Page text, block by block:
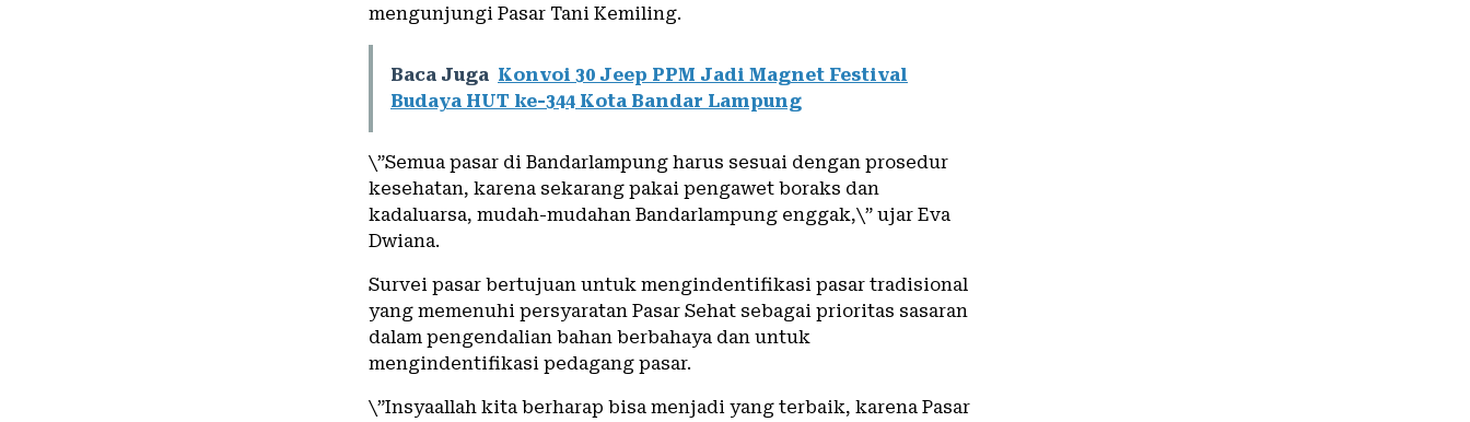
mengunjungi Pasar Tani Kemiling.
Baca Juga Konvoi 30 Jeep PPM Jadi Magnet Festival
Budaya HUT ke-344 Kota Bandar Lampung
\”Semua pasar di Bandarlampung harus sesuai dengan prosedur
kesehatan, karena sekarang pakai pengawet boraks dan
kadaluarsa, mudah-mudahan Bandarlampung enggak,\” ujar Eva
Dwiana.
Survei pasar bertujuan untuk mengindentifikasi pasar tradisional
yang memenuhi persyaratan Pasar Sehat sebagai prioritas sasaran
dalam pengendalian bahan berbahaya dan untuk
mengindentifikasi pedagang pasar.
\”Insyaallah kita berharap bisa menjadi yang terbaik, karena Pasar